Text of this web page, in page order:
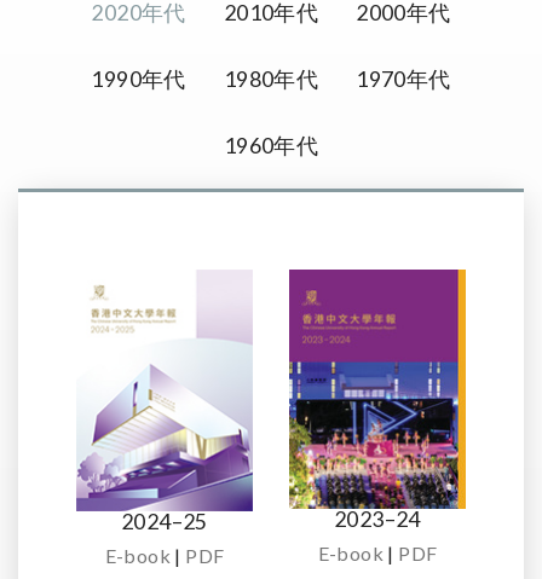
2020年代 2010年代 2000年代
1990年代 1980年代 1970年代
1960年代
2024–25
E-book | PDF
2023–24
E-book | PDF